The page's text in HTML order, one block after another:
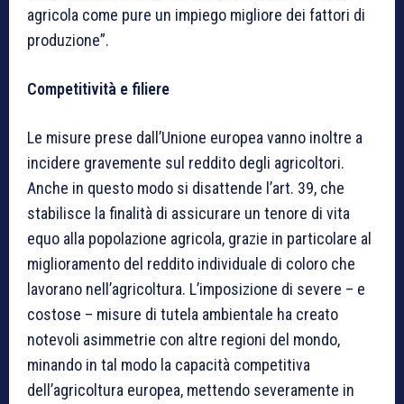
agricola come pure un impiego migliore dei fattori di
produzione”.
Competitività e filiere
Le misure prese dall’Unione europea vanno inoltre a
incidere gravemente sul reddito degli agricoltori.
Anche in questo modo si disattende l’art. 39, che
stabilisce la finalità di assicurare un tenore di vita
equo alla popolazione agricola, grazie in particolare al
miglioramento del reddito individuale di coloro che
lavorano nell’agricoltura. L’imposizione di severe – e
costose – misure di tutela ambientale ha creato
notevoli asimmetrie con altre regioni del mondo,
minando in tal modo la capacità competitiva
dell’agricoltura europea, mettendo severamente in